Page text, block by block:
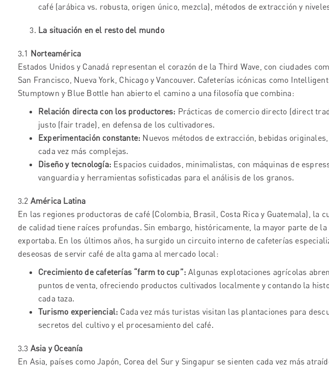
café (arábica vs. robusta, origen único, mezcla), métodos de extracción y
La situación en el resto del mundo
3.1 Norteamérica
Estados Unidos y Canadá representan el corazón de la Third Wave, con ciudades
San Francisco, Nueva York, Chicago y Vancouver. Cafeterías icónicas como
Stumptown y Blue Bottle han abierto el camino a una filosofía que combina:
Relación directa con los productores: Prácticas de comercio directo (direct
justo (fair trade), en defensa de los cultivadores.
Experimentación constante: Nuevos métodos de extracción, bebidas
cada vez más complejas.
Diseño y tecnología: Espacios cuidados, minimalistas, con máquinas de
vanguardia y herramientas sofisticadas para el análisis de los granos.
3.2 América Latina
En las regiones productoras de café (Colombia, Brasil, Costa Rica y Guatemala), la
de calidad tiene raíces profundas. Sin embargo, históricamente, la mayor parte de la
exportaba. En los últimos años, ha surgido un circuito interno de cafeterías
deseosas de servir café de alta gama al mercado local:
Crecimiento de cafeterías “farm to cup”: Algunas explotaciones agrícolas
puntos de venta, ofreciendo productos cultivados localmente y contando la
cada taza.
Turismo experiencial: Cada vez más turistas visitan las plantaciones para
secretos del cultivo y el procesamiento del café.
3.3 Asia y Oceanía
En Asia, países como Japón, Corea del Sur y Singapur se sienten cada vez más